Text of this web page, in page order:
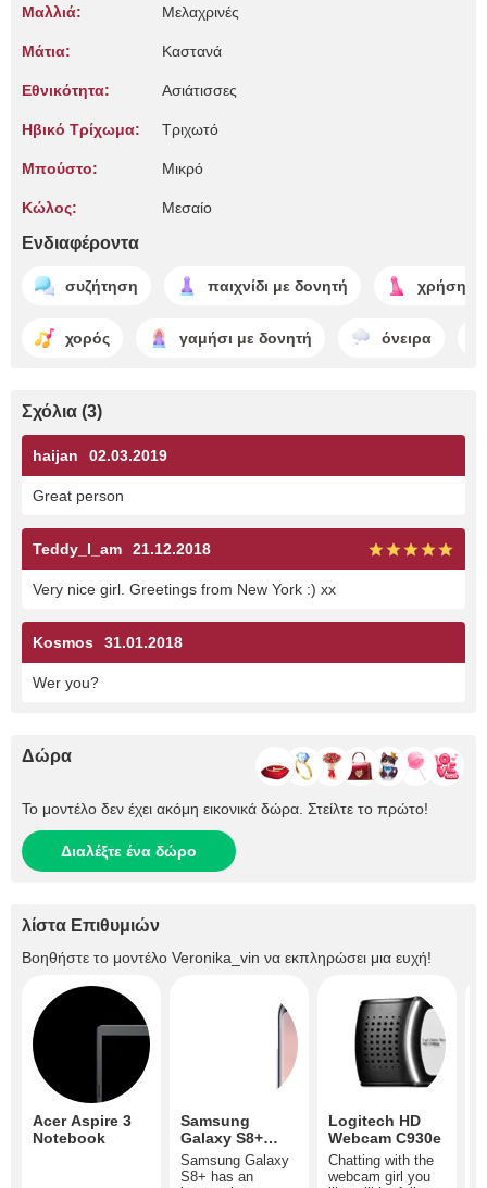
Μαλλιά: Μελαχρινές
Μάτια: Καστανά
Εθνικότητα: Ασιάτισσες
Ηβικό Τρίχωμα: Τριχωτό
Μπούστο: Μικρό
Κώλος: Μεσαίο
Ενδιαφέροντα
συζήτηση παιχνίδι με δονητή χρήση
χορός γαμήσι με δονητή όνειρα
Σχόλια (3)
haijan 02.03.2019
Great person
Teddy_I_am 21.12.2018
Very nice girl. Greetings from New York :) xx
Kosmos 31.01.2018
Wer you?
Δώρα
Το μοντέλο δεν έχει ακόμη εικονικά δώρα. Στείλτε το πρώτο!
Διαλέξτε ένα δώρο
λίστα Επιθυμιών
Βοηθήστε το μοντέλο Veronika_vin να εκπληρώσει μια ευχή!
Acer Aspire 3
Notebook
Samsung
Galaxy S8+
64GB Orchid
Gray
Samsung Galaxy
S8+ has an
Logitech HD
Webcam C930e
Chatting with the
webcam girl you